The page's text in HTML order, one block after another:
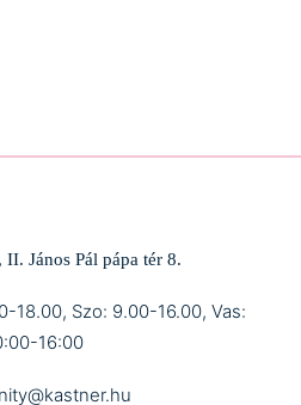
II. János Pál pápa tér 8.
18.00, Szo: 9.00-16.00, Vas:
16:00